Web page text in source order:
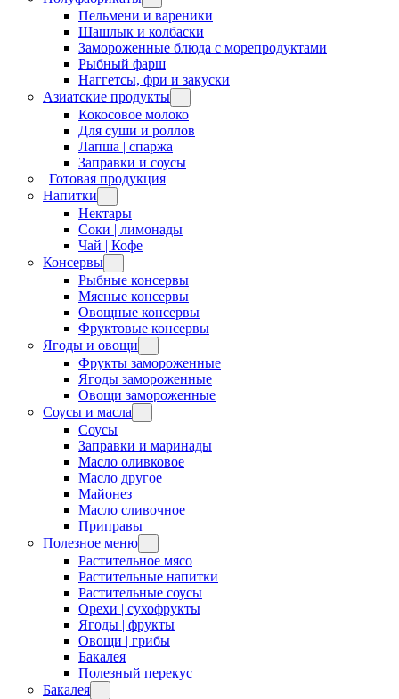
Пельмени и вареники
Шашлык и колбаски
Замороженные блюда с морепродуктами
Рыбный фарш
Наггетсы, фри и закуски
Азиатские продукты
Кокосовое молоко
Для суши и роллов
Лапша | спаржа
Заправки и соусы
Готовая продукция
Напитки
Нектары
Соки | лимонады
Чай | Кофе
Консервы
Рыбные консервы
Мясные консервы
Овощные консервы
Фруктовые консервы
Ягоды и овощи
Фрукты замороженные
Ягоды замороженные
Овощи замороженные
Соусы и масла
Соусы
Заправки и маринады
Масло оливковое
Масло другое
Майонез
Масло сливочное
Приправы
Полезное меню
Растительное мясо
Растительные напитки
Растительные соусы
Орехи | сухофрукты
Ягоды | фрукты
Овощи | грибы
Бакалея
Полезный перекус
Бакалея